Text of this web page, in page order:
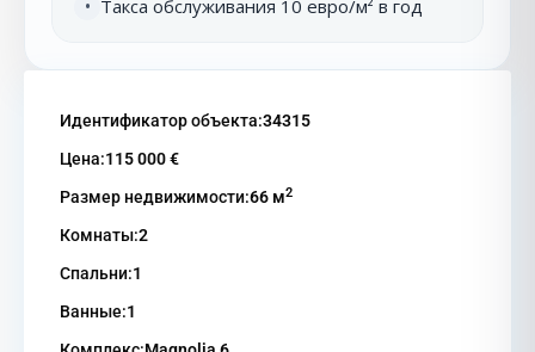
• Такса обслуживания 10 евро/м² в год
Идентификатор объекта:34315
Цена:115 000 €
Размер недвижимости:66 м2
Комнаты:2
Спальни:1
Ванные:1